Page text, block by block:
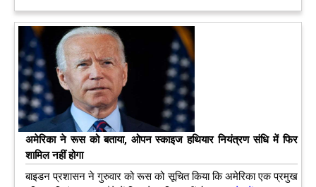
अमेरिका ने रूस को बताया, ओपन स्काइज हथियार नियंत्रण संधि में फिर
शामिल नहीं होगा
बाइडन प्रशासन ने गुरुवार को रूस को सूचित किया कि अमेरिका एक प्रमुख